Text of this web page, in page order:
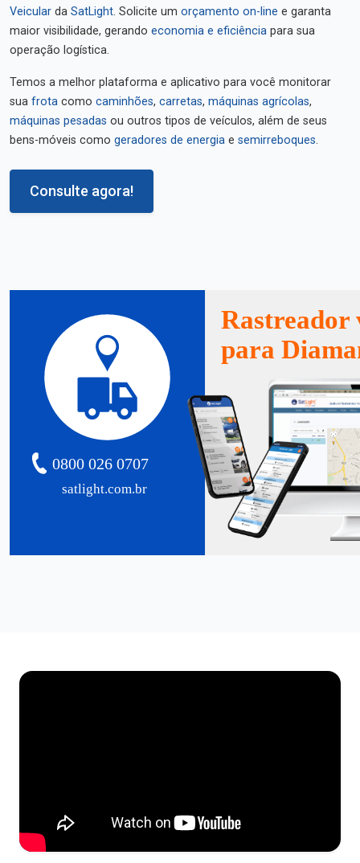
Veicular da SatLight. Solicite um orçamento on-line e garanta
maior visibilidade, gerando economia e eficiência para sua
operação logística.
Temos a melhor plataforma e aplicativo para você monitorar
sua frota como caminhões, carretas, máquinas agrícolas,
máquinas pesadas ou outros tipos de veículos, além de seus
bens-móveis como geradores de energia e semirreboques.
Consulte agora!
satlight.com.br
0800 026 0707
Rastreador
para